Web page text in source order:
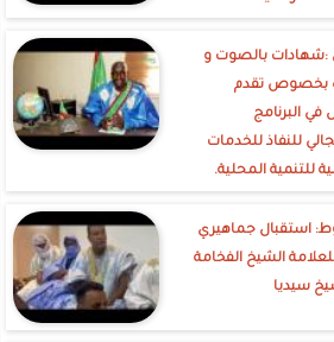
:شهادات بالصوت و
بخصوص تقدم
في البرنامج
للنفاذ للخدمات
للتنمية المحلية.
استقبال جماهيري
الشيخ الفخامة
سيديا